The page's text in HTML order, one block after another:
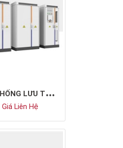
H
Ệ THỐNG LƯU TRỮ ĐIỆN SUNGROW ST106CP-50HV
Giá Liên Hệ